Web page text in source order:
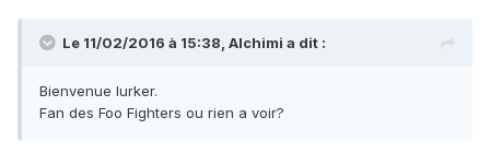
Le 11/02/2016 à 15:38, Alchimi a dit :
Bienvenue lurker.
Fan des Foo Fighters ou rien a voir?